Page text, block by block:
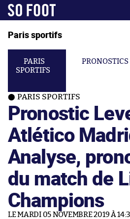
Paris sportifs
PARIS
SPORTIFS
PRONOSTICS
PARIS SPORTIFS
Pronostic
Atlético
Analyse,
du match de
Champions
LE MARDI 05 NOVEMBRE 2019 À